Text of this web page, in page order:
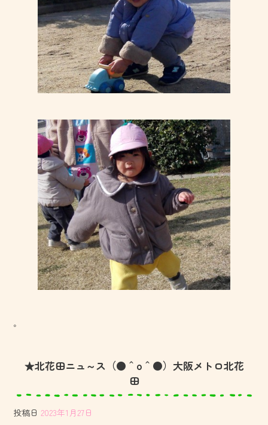
。
★北花田ニュ～ス（●＾o＾●）大阪メトロ北花
田
投稿日 2023年1月27日